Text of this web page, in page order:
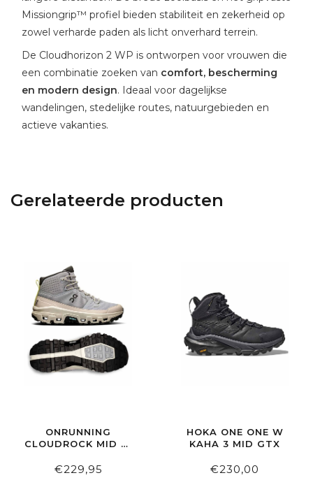
Missiongrip™ profiel bieden stabiliteit en zekerheid op
zowel verharde paden als licht onverhard terrein.
De Cloudhorizon 2 WP is ontworpen voor vrouwen die
een combinatie zoeken van comfort, bescherming
en modern design. Ideaal voor dagelijkse
wandelingen, stedelijke routes, natuurgebieden en
actieve vakanties.
Gerelateerde producten
ONRUNNING
CLOUDROCK MID W
€229,95
HOKA ONE ONE W
KAHA 3 MID GTX
€230,00